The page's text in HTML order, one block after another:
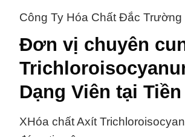
Công Ty Hóa Chất Đắc
Đơn vị chuyên
Dạng Viên tại
XHóa chất Axít